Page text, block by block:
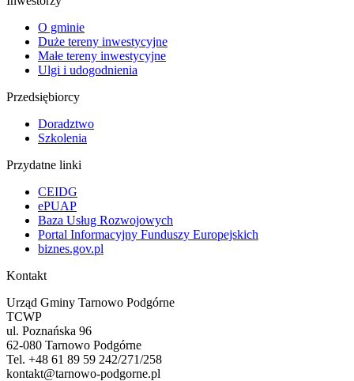
O gminie
Duże tereny inwestycyjne
Małe tereny inwestycyjne
Ulgi i udogodnienia
Przedsiębiorcy
Doradztwo
Szkolenia
Przydatne linki
CEIDG
ePUAP
Baza Usług Rozwojowych
Portal Informacyjny Funduszy Europejskich
biznes.gov.pl
Kontakt
Urząd Gminy Tarnowo Podgórne
TCWP
ul. Poznańska 96
62-080 Tarnowo Podgórne
Tel. +48 61 89 59 242/271/258
kontakt@tarnowo-podgorne.pl